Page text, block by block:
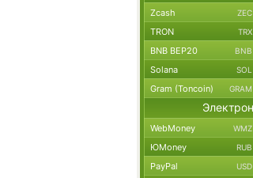
Zcash ZEC
TRON TRX
BNB BEP20 BNB
Solana SOL
Gram (Toncoin) GRAM
WebMoney WMZ
ЮMoney RUB
PayPal USD